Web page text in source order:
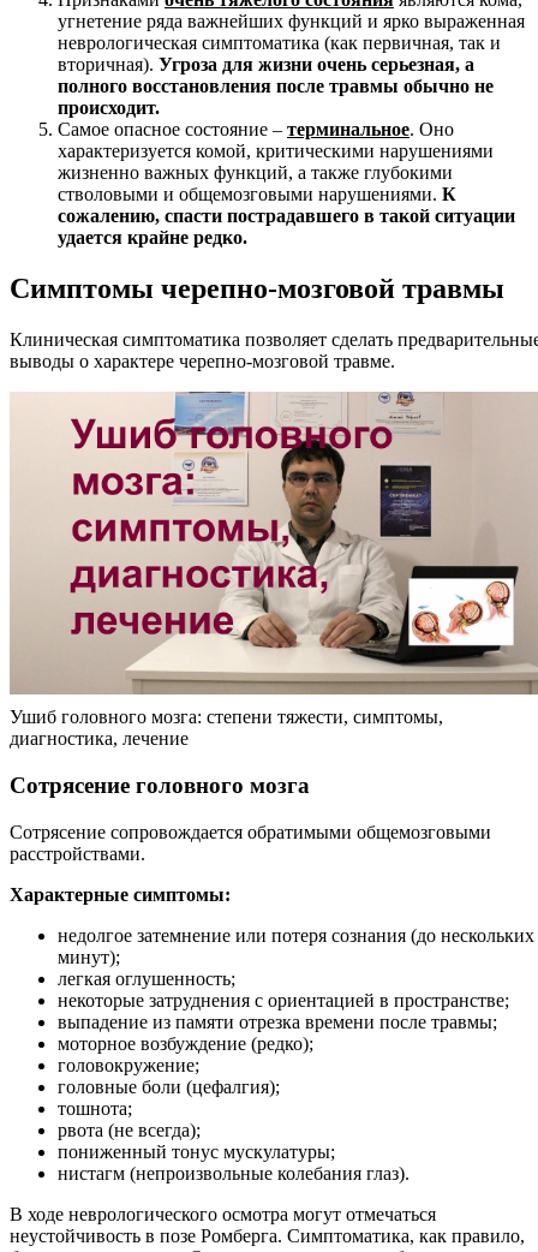
угнетение ряда важнейших функций и ярко выраженная
неврологическая симптоматика (как первичная, так и
вторичная). Угроза для жизни очень серьезная, а
полного восстановления после травмы обычно не
происходит.
Самое опасное состояние – терминальное. Оно
характеризуется комой, критическими нарушениями
жизненно важных функций, а также глубокими
стволовыми и общемозговыми нарушениями. К
сожалению, спасти пострадавшего в такой ситуации
удается крайне редко.
Симптомы черепно-мозговой травмы
Клиническая симптоматика позволяет сделать
выводы о характере черепно-мозговой травме.
Ушиб головного мозга: степени тяжести, симптомы,
диагностика, лечение
Сотрясение головного мозга
Сотрясение сопровождается обратимыми общемозговыми
расстройствами.
Характерные симптомы:
недолгое затемнение или потеря сознания (до нескольких
минут);
легкая оглушенность;
некоторые затруднения с ориентацией в пространстве;
выпадение из памяти отрезка времени после травмы;
моторное возбуждение (редко);
головокружение;
головные боли (цефалгия);
тошнота;
рвота (не всегда);
пониженный тонус мускулатуры;
нистагм (непроизвольные колебания глаз).
В ходе неврологического осмотра могут отмечаться
неустойчивость в позе Ромберга. Симптоматика, как правило,